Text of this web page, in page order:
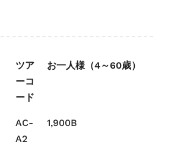
ツア
ーコ
ード
お一人様（4～60歳）
AC-
A2
1,900B